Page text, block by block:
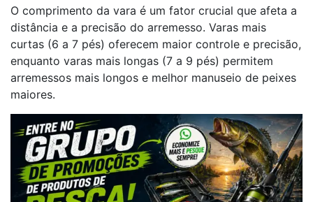
O comprimento da vara é um fator crucial que afeta a
distância e a precisão do arremesso. Varas mais
curtas (6 a 7 pés) oferecem maior controle e precisão,
enquanto varas mais longas (7 a 9 pés) permitem
arremessos mais longos e melhor manuseio de peixes
maiores.